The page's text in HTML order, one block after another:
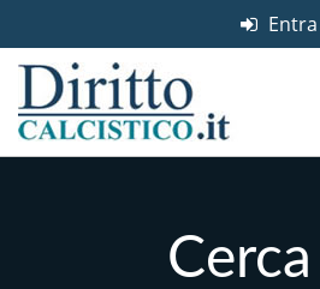
Entra